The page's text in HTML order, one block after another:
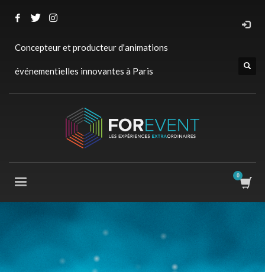
Concepteur et producteur d'animations
événementielles innovantes à Paris